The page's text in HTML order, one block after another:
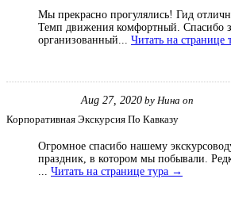
Мы прекрасно прогулялись! Гид
Темп движения комфортный. Спасибо
организованный... Читать на странице
Aug 27, 2020 by Нина on
Корпоративная Экскурсия По Кавказу
Огромное спасибо нашему
праздник, в котором мы побывали.
... Читать на странице тура →